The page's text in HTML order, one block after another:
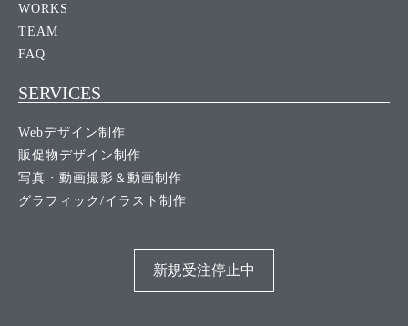
WORKS
TEAM
FAQ
SERVICES
Webデザイン制作
販促物デザイン制作
写真・動画撮影＆動画制作
グラフィック/イラスト制作
新規受注停止中